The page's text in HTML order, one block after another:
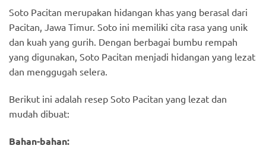
Soto Pacitan merupakan hidangan khas yang berasal dari
Pacitan, Jawa Timur. Soto ini memiliki cita rasa yang unik
dan kuah yang gurih. Dengan berbagai bumbu rempah
yang digunakan, Soto Pacitan menjadi hidangan yang lezat
dan menggugah selera.
Berikut ini adalah resep Soto Pacitan yang lezat dan
mudah dibuat:
Bahan-bahan: